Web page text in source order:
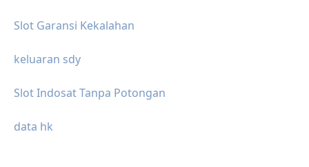
Slot Garansi Kekalahan
keluaran sdy
Slot Indosat Tanpa Potongan
data hk